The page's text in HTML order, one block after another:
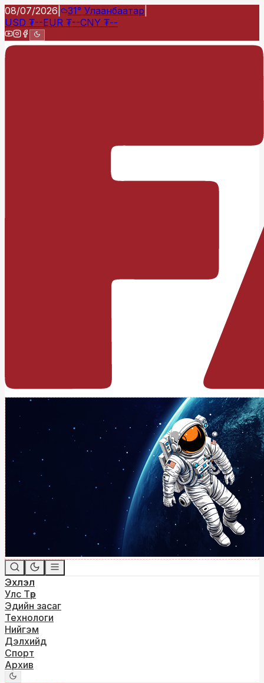
08/07/2026 31° Улаанбаатар
USD ₮--EUR ₮--CNY ₮--
Эхлэл
Улс Төр
Эдийн засаг
Технологи
Нийгэм
Дэлхийд
Спорт
Архив